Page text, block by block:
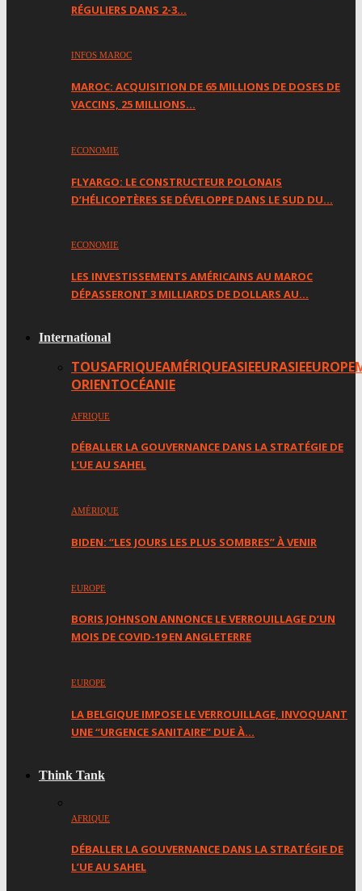
RÉGULIERS DANS 2-3…
INFOS MAROC
MAROC: ACQUISITION DE 65 MILLIONS DE DOSES DE
VACCINS, 25 MILLIONS…
ECONOMIE
FLYARGO: LE CONSTRUCTEUR POLONAIS
D’HÉLICOPTÈRES SE DÉVELOPPE DANS LE SUD DU…
ECONOMIE
LES INVESTISSEMENTS AMÉRICAINS AU MAROC
DÉPASSERONT 3 MILLIARDS DE DOLLARS AU…
International
TOUSAFRIQUEAMÉRIQUEASIEEURASIEEUROPE
ORIENTOCÉANIE
AFRIQUE
DÉBALLER LA GOUVERNANCE DANS LA STRATÉGIE DE
L’UE AU SAHEL
AMÉRIQUE
BIDEN: “LES JOURS LES PLUS SOMBRES” À VENIR
EUROPE
BORIS JOHNSON ANNONCE LE VERROUILLAGE D’UN
MOIS DE COVID-19 EN ANGLETERRE
EUROPE
LA BELGIQUE IMPOSE LE VERROUILLAGE, INVOQUANT
UNE “URGENCE SANITAIRE” DUE À…
Think Tank
AFRIQUE
DÉBALLER LA GOUVERNANCE DANS LA STRATÉGIE DE
L’UE AU SAHEL